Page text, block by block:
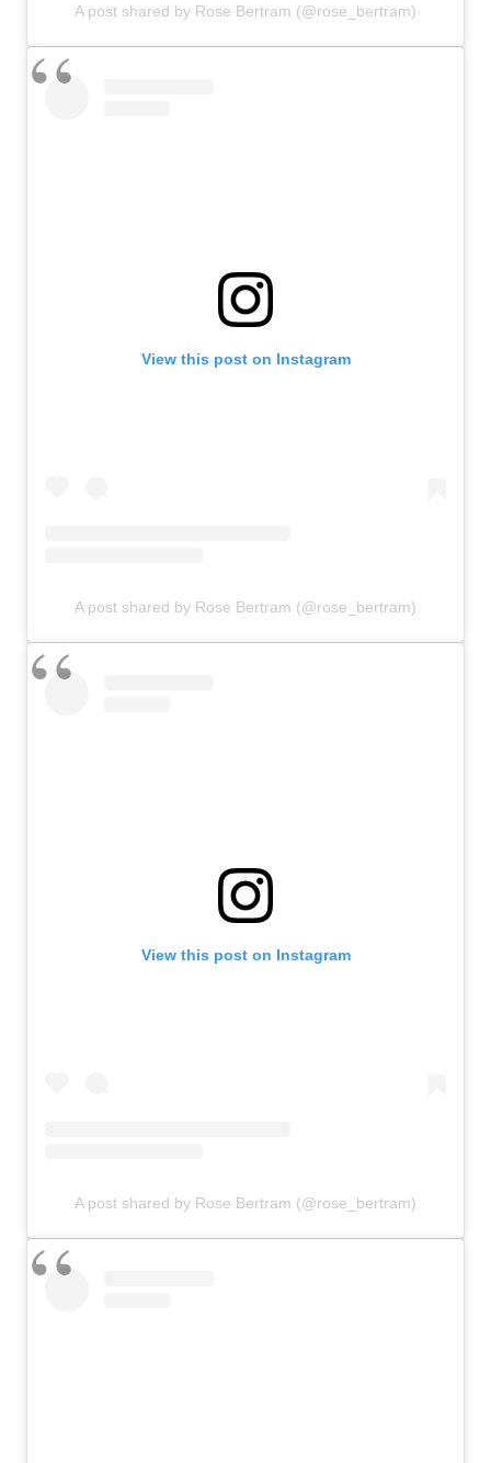
A post shared by Rose Bertram (@rose_bertram)
View this post on Instagram
A post shared by Rose Bertram (@rose_bertram)
View this post on Instagram
A post shared by Rose Bertram (@rose_bertram)